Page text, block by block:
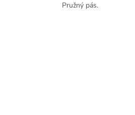
Pružný pás.